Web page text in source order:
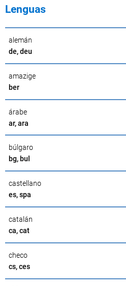
Lenguas
alemán
de, deu
amazige
ber
árabe
ar, ara
búlgaro
bg, bul
castellano
es, spa
catalán
ca, cat
checo
cs, ces